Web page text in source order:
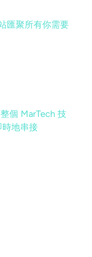
匯聚所有你需要
個 MarTech 技
地串接